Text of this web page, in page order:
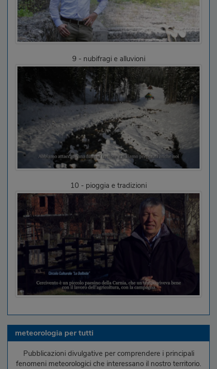
9 - nubifragi e alluvioni
10 - pioggia e tradizioni
meteorologia per tutti
Pubblicazioni divulgative per comprendere i principali
fenomeni meteorologici che interessano il nostro territorio.